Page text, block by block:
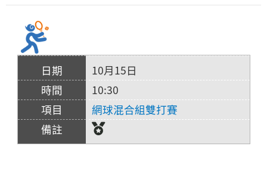
10月15日
10:30
網球混合組雙打賽